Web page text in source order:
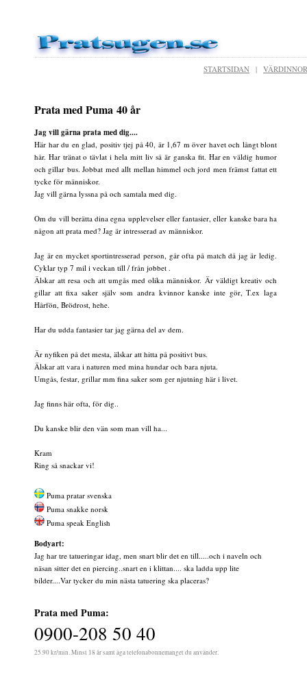
STARTSIDAN | VÄRDINNOR
Prata med Puma 40 år
Jag vill gärna prata med dig....
Här har du en glad, positiv tjej på 40, är 1,67 m över havet och långt blont
hår. Har tränat o tävlat i hela mitt liv så är ganska fit. Har en väldig humor
och gillar bus. Jobbat med allt mellan himmel och jord men främst fattat ett
tycke för människor.
Jag vill gärna lyssna på och samtala med dig.
Om du vill berätta dina egna upplevelser eller fantasier, eller kanske bara ha
någon att prata med? Jag är intresserad av människor.
Jag är en mycket sportintresserad person, går ofta på match då jag är ledig.
Cyklar typ 7 mil i veckan till / från jobbet .
Älskar att resa och att umgås med olika människor. Är väldigt kreativ och
gillar att fixa saker själv som andra kvinnor kanske inte gör, T.ex laga
Hårfön, Brödrost, hehe.
Har du udda fantasier tar jag gärna del av dem.
Är nyfiken på det mesta, älskar att hitta på positivt bus.
Älskar att vara i naturen med mina hundar och bara njuta.
Umgås, festar, grillar mm fina saker som ger njutning här i livet.
Jag finns här ofta, för dig..
Du kanske blir den vän som man vill ha...
Kram
Ring så snackar vi!
Puma pratar svenska
Puma snakke norsk
Puma speak English
Bodyart:
Jag har tre tatueringar idag, men snart blir det en till.....och i naveln och
näsan sitter det en piercing..snart en i klittan.... ska ladda upp lite
bilder....Var tycker du min nästa tatuering ska placeras?
Prata med Puma:
0900-208 50 40
25.90 kr/min. Minst 18 år samt äga telefonabonnemanget du använder.